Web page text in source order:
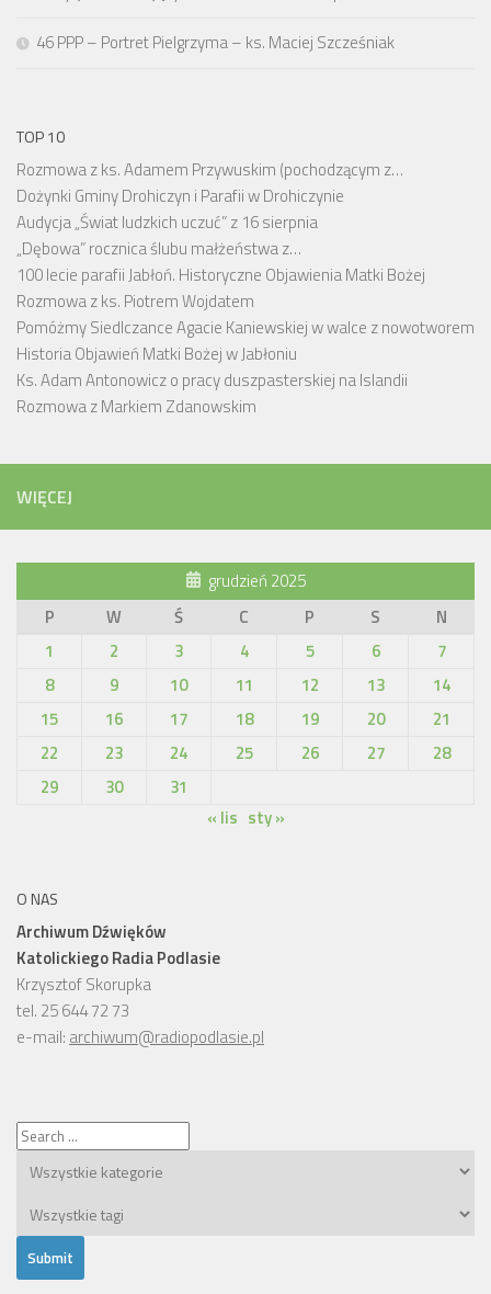
46 PPP – Portret Pielgrzyma – ks. Maciej Szcześniak
TOP 10
Rozmowa z ks. Adamem Przywuskim (pochodzącym z…
Dożynki Gminy Drohiczyn i Parafii w Drohiczynie
Audycja „Świat ludzkich uczuć” z 16 sierpnia
„Dębowa” rocznica ślubu małżeństwa z…
100 lecie parafii Jabłoń. Historyczne Objawienia Matki Bożej
Rozmowa z ks. Piotrem Wojdatem
Pomóżmy Siedlczance Agacie Kaniewskiej w walce z nowotworem
Historia Objawień Matki Bożej w Jabłoniu
Ks. Adam Antonowicz o pracy duszpasterskiej na Islandii
Rozmowa z Markiem Zdanowskim
WIĘCEJ
grudzień 2025
P
W Ś C P S
N
1
2 3 4 5 6
7
8
9 10 11 12 13
14
15
16 17 18 19 20
21
22
23 24 25 26 27
28
29
30
31
« lis sty »
O NAS
Archiwum Dźwięków
Katolickiego Radia Podlasie
Krzysztof Skorupka
tel. 25 644 72 73
e-mail: archiwum@radiopodlasie.pl